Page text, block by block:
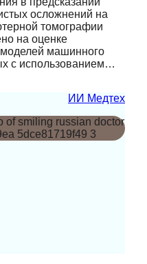
осложнений на
томографии
на оценке
моделей машинного
с использованием…
ИИ Медтех